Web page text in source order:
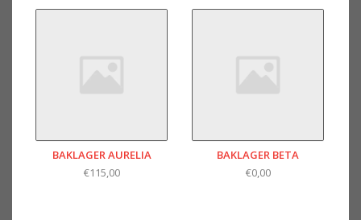
BAKLAGER AURELIA
€115,00
BAKLAGER BETA
€0,00